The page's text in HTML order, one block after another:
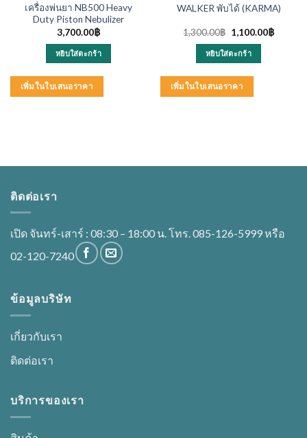
เครื่องพ่นยา NB500 Heavy
Duty Piston Nebulizer
3,700.00฿
หยิบใส่ตะกร้า
เพิ่มในใบเสนอราคา
WALKER พับได้ (KARMA)
1,300.00฿ Original
price
was:
1,300.00฿.
1,100.00฿Current
หยิบใส่ตะกร้า
เพิ่มในใบเสนอราคา
ติดต่อเรา
เปิด จันทร์-เสาร์ : 08:30 – 18:00 น. โทร. 085-126-5999 หรือ
02-120-7240
ข้อมูลบริษัท
เกี่ยวกับเรา
ติดต่อเรา
บริการของเรา